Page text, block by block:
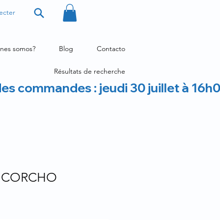
somos? Blog Contacto
Résultats de recherche
commandes : jeudi 30 juillet à